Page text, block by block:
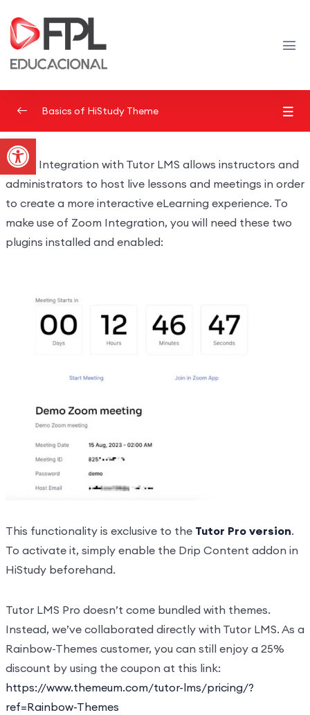
Abrir a barra de ferramentas
Video Lessons Types
Texts Lessons Types 0/5
Demo Zoom Meeting
Live Classes with Google Classroom
Quizzes & Questions
Basics of HiStudy Theme
Zoom Integration with Tutor LMS allows instructors and
administrators to host live lessons and meetings in order
to create a more interactive eLearning experience. To
make use of Zoom Integration, you will need these two
plugins installed and enabled:
This functionality is exclusive to the Tutor Pro version.
To activate it, simply enable the Drip Content addon in
HiStudy beforehand.
Tutor LMS Pro doesn’t come bundled with themes.
Instead, we’ve collaborated directly with Tutor LMS. As a
Rainbow-Themes customer, you can still enjoy a 25%
discount by using the coupon at this link:
https://www.themeum.com/tutor-lms/pricing/?
ref=Rainbow-Themes